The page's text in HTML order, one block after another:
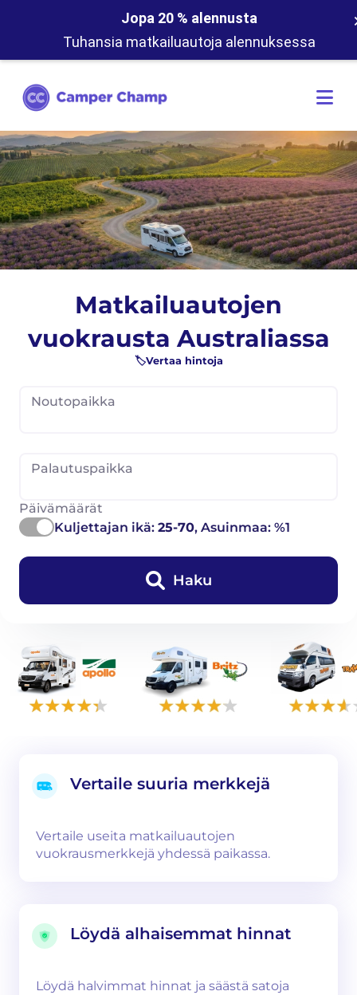
Jopa 20 % alennusta
Tuhansia matkailuautoja alennuksessa
Matkailuautojen
vuokrausta Australiassa
🏷️Vertaa hintoja
Noutopaikka
Palautuspaikka
Päivämäärät
Kuljettajan ikä: 25-70, Asuinmaa: %1
Haku
Vertaile suuria merkkejä
Vertaile useita matkailuautojen
vuokrausmerkkejä yhdessä paikassa.
Löydä alhaisemmat hinnat
Löydä halvimmat hinnat ja säästä satoja